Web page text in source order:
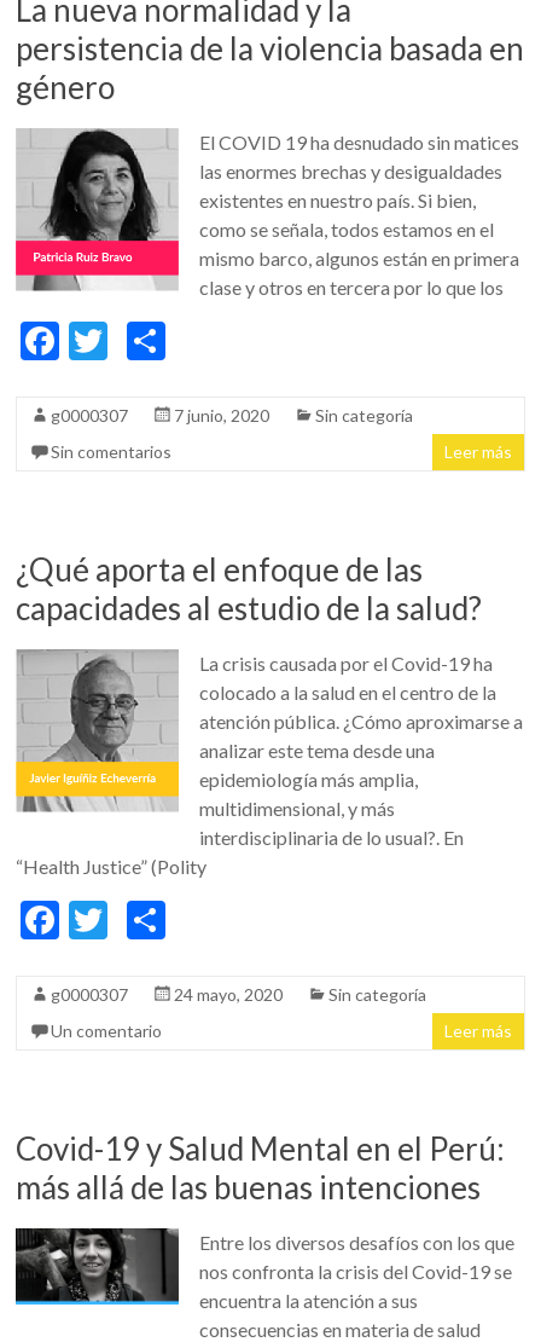
La nueva normalidad y la
persistencia de la violencia basada en
género
El COVID 19 ha desnudado sin matices
las enormes brechas y desigualdades
existentes en nuestro país. Si bien,
como se señala, todos estamos en el
mismo barco, algunos están en primera
clase y otros en tercera por lo que los
F
e
b
k
T
itt
er
m
p
r
g0000307 7 junio, 2020
Sin categoría
Sin comentarios
Leer más
¿Qué aporta el enfoque de las
capacidades al estudio de la salud?
La crisis causada por el Covid-19 ha
colocado a la salud en el centro de la
atención pública. ¿Cómo aproximarse a
analizar este tema desde una
epidemiología más amplia,
multidimensional, y más
interdisciplinaria de lo usual?. En
“Health Justice” (Polity
F
e
b
k
T
itt
er
m
r
g0000307 24 mayo, 2020
Sin categoría
Un comentario
Leer más
Covid-19 y Salud Mental en el Perú:
más allá de las buenas intenciones
Entre los diversos desafíos con los que
nos confronta la crisis del Covid-19 se
encuentra la atención a sus
consecuencias en materia de salud